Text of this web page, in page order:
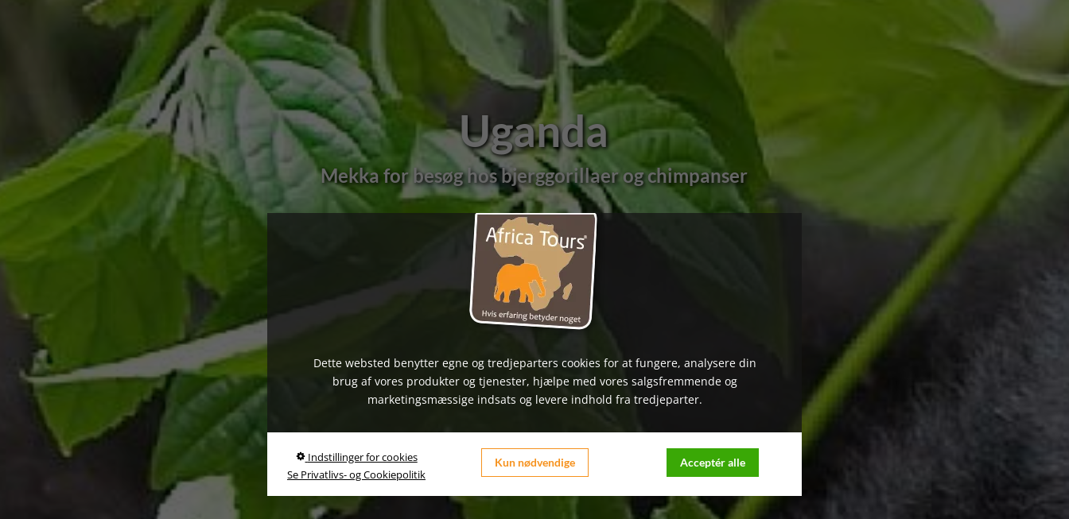
Uganda
Murchison Falls, Nilen og glimrende klassisk safari mod vest og nord
Dette websted benytter egne og tredjeparters cookies for at fungere, analysere din
brug af vores produkter og tjenester, hjælpe med vores salgsfremmende og
marketingsmæssige indsats og levere indhold fra tredjeparter.
Indstillinger for cookies
Se Privatlivs- og Cookiepolitik
Kun nødvendige Acceptér alle